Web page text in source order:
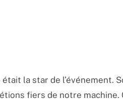
la star de l’événement.
fiers de notre machine.